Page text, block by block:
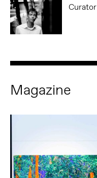
Curator
Magazine